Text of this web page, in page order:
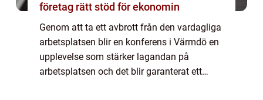
företag rätt stöd för ekonomin
Genom att ta ett avbrott från den vardagliga
arbetsplatsen blir en konferens i Värmdö en
upplevelse som stärker lagandan på
arbetsplatsen och det blir garanterat ett